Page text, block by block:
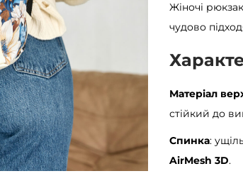
п
ж
о
ч
Жіночі
чудово
Матеріал
стійкий до
Спинка:
AirMesh 3D.